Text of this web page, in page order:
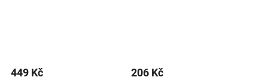
449 Kč 206 Kč